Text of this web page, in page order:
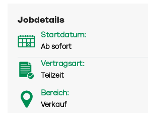
Jobdetails
Startdatum:
Ab sofort
Vertragsart:
Teilzeit
Bereich:
Verkauf